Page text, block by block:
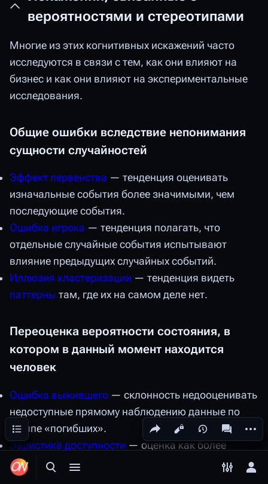
Открыть поиск
Открыть меню
Поделиться этой страницей
Просмотры
вероятностями и стереотипами
Многие из этих когнитивных искажений часто
исследуются в связи с тем, как они влияют на
бизнес и как они влияют на экспериментальные
исследования.
Общие ошибки вследствие непонимания
сущности случайностей
Эффект первенства — тенденция оценивать
изначальные события более значимыми, чем
последующие события.
Ошибка игрока — тенденция полагать, что
отдельные случайные события испытывают
влияние предыдущих случайных событий.
Иллюзия кластеризации — тенденция видеть
паттерны там, где их на самом деле нет.
Переоценка вероятности состояния, в
котором в данный момент находится
человек
Ошибка выжившего — склонность недооценивать
недоступные прямому наблюдению данные по
группе «погибших».
Эвристика доступности — оценка как более
вероятного того, что более доступно в памяти, то
есть уклонение в сторону более яркого,
Содержание